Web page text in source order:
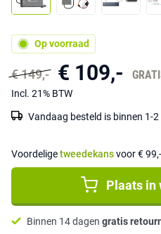
Op voorraad
€ 149,- € 109,-
Incl. 21% BTW
Vandaag besteld is binnen 1-
Voordeligetweedekansvoor € 99,-
Plaats in
Binnen 14 dagen gratis